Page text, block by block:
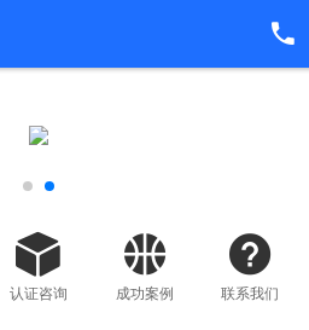
认证咨询 成功案例 联系我们